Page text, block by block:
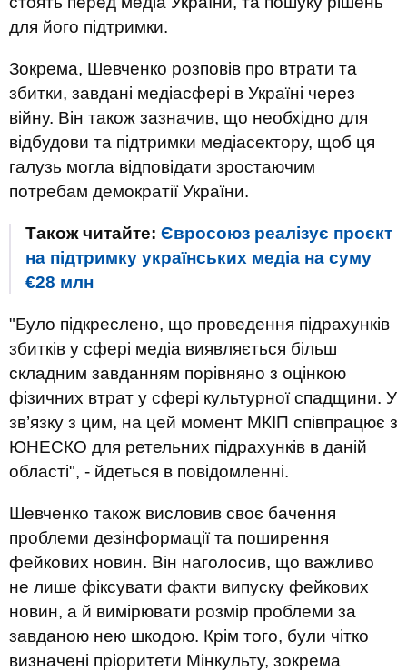
для його підтримки.
Зокрема, Шевченко розповів про втрати та
збитки, завдані медіасфері в Україні через
війну. Він також зазначив, що необхідно для
відбудови та підтримки медіасектору, щоб ця
галузь могла відповідати зростаючим
потребам демократії України.
Також читайте: Євросоюз реалізує проєкт
на підтримку українських медіа на суму
€28 млн
"Було підкреслено, що проведення підрахунків
збитків у сфері медіа виявляється більш
складним завданням порівняно з оцінкою
фізичних втрат у сфері культурної спадщини. У
зв’язку з цим, на цей момент МКІП співпрацює з
ЮНЕСКО для ретельних підрахунків в даній
області", - йдеться в повідомленні.
Шевченко також висловив своє бачення
проблеми дезінформації та поширення
фейкових новин. Він наголосив, що важливо
не лише фіксувати факти випуску фейкових
новин, а й вимірювати розмір проблеми за
завданою нею шкодою. Крім того, були чітко
визначені пріоритети Мінкульту, зокрема